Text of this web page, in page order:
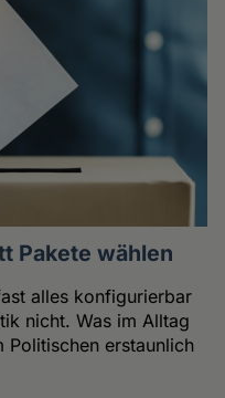
Pakete wählen
alles konfigurierbar
nicht. Was im Alltag
erstaunlich